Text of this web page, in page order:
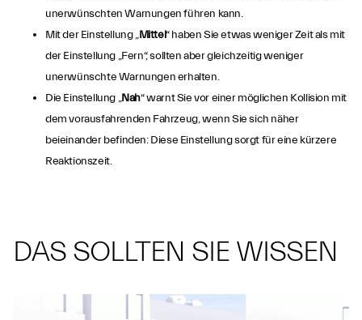
unerwünschten Warnungen führen kann.
Mit der Einstellung „Mittel“ haben Sie etwas weniger Zeit als mit
der Einstellung „Fern“, sollten aber gleichzeitig weniger
unerwünschte Warnungen erhalten.
Die Einstellung „Nah“ warnt Sie vor einer möglichen Kollision mit
dem vorausfahrenden Fahrzeug, wenn Sie sich näher
beieinander befinden: Diese Einstellung sorgt für eine kürzere
Reaktionszeit.
DAS SOLLTEN SIE WISSEN